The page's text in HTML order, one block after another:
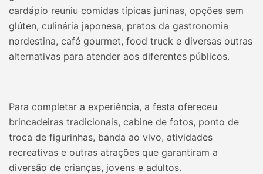
cardápio reuniu comidas típicas juninas, opções sem
glúten, culinária japonesa, pratos da gastronomia
nordestina, café gourmet, food truck e diversas outras
alternativas para atender aos diferentes públicos.
Para completar a experiência, a festa ofereceu
brincadeiras tradicionais, cabine de fotos, ponto de
troca de figurinhas, banda ao vivo, atividades
recreativas e outras atrações que garantiram a
diversão de crianças, jovens e adultos.